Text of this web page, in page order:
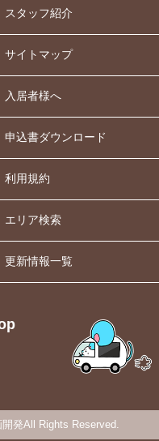
スタッフ紹介
サイトマップ
入居者様へ
申込書ダウンロード
利用規約
エリア検索
更新情報一覧
発All Rights Reserved.